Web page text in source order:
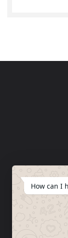
Baltimore Group
How can I